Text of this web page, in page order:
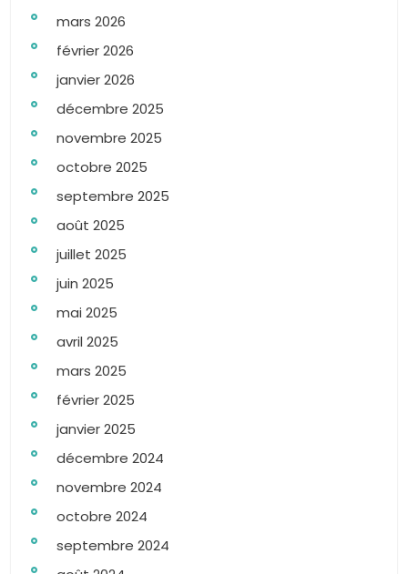
mars 2026
février 2026
janvier 2026
décembre 2025
novembre 2025
octobre 2025
septembre 2025
août 2025
juillet 2025
juin 2025
mai 2025
avril 2025
mars 2025
février 2025
janvier 2025
décembre 2024
novembre 2024
octobre 2024
septembre 2024